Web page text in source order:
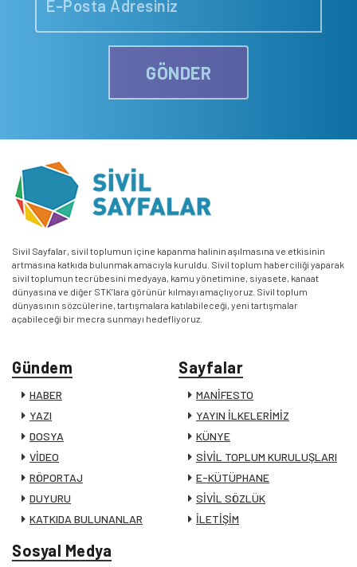
GÖNDER
Sivil Sayfalar, sivil toplumun içine kapanma halinin aşılmasına ve etkisinin
artmasına katkıda bulunmak amacıyla kuruldu. Sivil toplum haberciliği yaparak
sivil toplumun tecrübesini medyaya, kamu yönetimine, siyasete, kanaat
dünyasına ve diğer STK’lara görünür kılmayı amaçlıyoruz. Sivil toplum
dünyasının sözcülerine, tartışmalara katılabileceği, yeni tartışmalar
açabileceği bir mecra sunmayı hedefliyoruz.
Gündem
HABER
YAZI
DOSYA
VİDEO
RÖPORTAJ
DUYURU
KATKIDA BULUNANLAR
Sayfalar
MANİFESTO
YAYIN İLKELERİMİZ
KÜNYE
SİVİL TOPLUM KURULUŞLARI
E-KÜTÜPHANE
SİVİL SÖZLÜK
İLETİŞİM
Sosyal Medya